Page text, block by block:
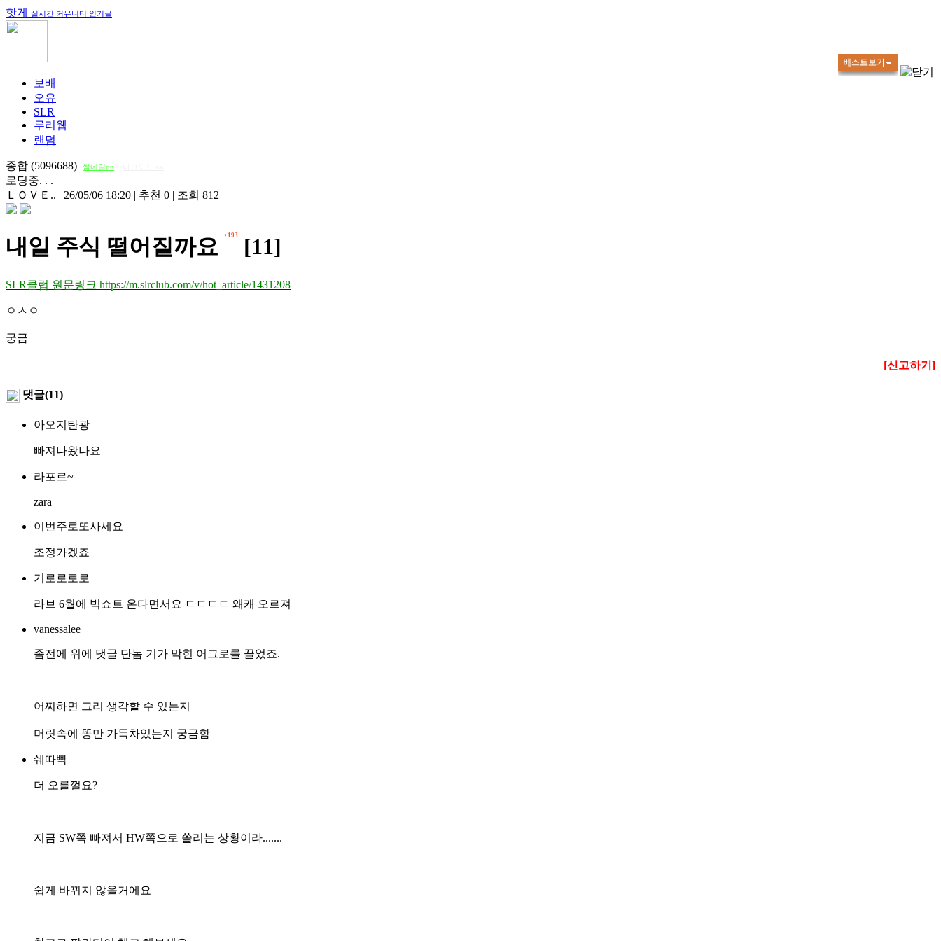
핫게 실시간 커뮤니티 인기글
보배
오유
SLR
루리웹
랜덤
종합 (5096688) 썸네일on
로딩중. . .
ＬＯＶＥ.. | 26/05/06 18:20 | 추천 0 | 조회 812
내일 주식 떨어질까요 +193 [11]
SLR클럽 원문링크 https://m.slrclub.com/v/hot_article/1431208
ㅇㅅㅇ
궁금
[신고하기]
댓글(11)
아오지탄광
빠져나왔나요
라포르~
zara
이번주로또사세요
조정가겠죠
기로로로로
라브 6월에 빅쇼트 온다면서요 ㄷㄷㄷㄷ 왜캐 오르져
vanessalee
좀전에 위에 댓글 단놈 기가 막힌 어그로를 끌었죠.
어찌하면 그리 생각할 수 있는지
머릿속에 똥만 가득차있는지 궁금함
쉐따빡
더 오를껄요?
지금 SW쪽 빠져서 HW쪽으로 쏠리는 상황이라.......
쉽게 바뀌지 않을거에요